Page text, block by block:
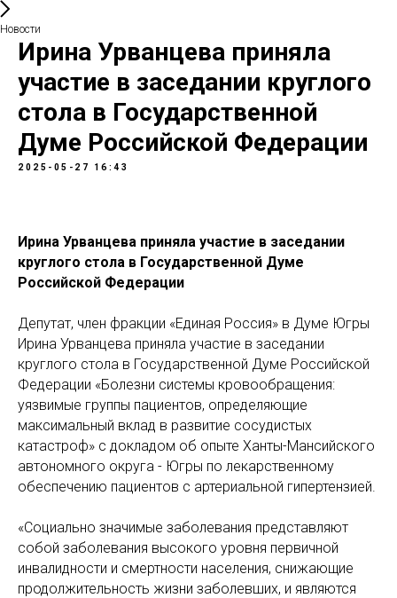
Новости
Ирина Урванцева приняла
участие в заседании круглого
стола в Государственной
Думе Российской Федерации
2025-05-27 16:43
Ирина Урванцева приняла участие в заседании
круглого стола в Государственной Думе
Российской Федерации
Депутат, член фракции «Единая Россия» в Думе Югры
Ирина Урванцева приняла участие в заседании
круглого стола в Государственной Думе Российской
Федерации «Болезни системы кровообращения:
уязвимые группы пациентов, определяющие
максимальный вклад в развитие сосудистых
катастроф» с докладом об опыте Ханты-Мансийского
автономного округа - Югры по лекарственному
обеспечению пациентов с артериальной гипертензией.
«Социально значимые заболевания представляют
собой заболевания высокого уровня первичной
инвалидности и смертности населения, снижающие
продолжительность жизни заболевших, и являются